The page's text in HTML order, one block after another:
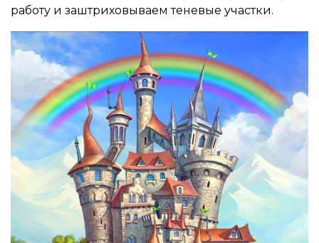
работу и заштриховываем теневые участки.